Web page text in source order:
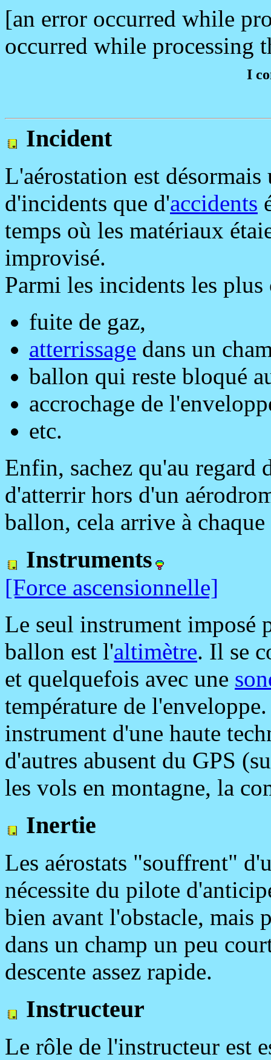
[an error occurred while
occurred while processing
I
Incident
L'aérostation est
d'incidents que d'accidents
temps où les matériaux
improvisé.
Parmi les incidents les
fuite de gaz,
atterrissage dans un
ballon qui reste bloqué
accrochage de
etc.
Enfin, sachez qu'au
d'atterrir hors d'un
ballon, cela arrive à
Instruments
[Force ascensionnelle]
Le seul instrument imposé
ballon est l'altimètre. Il se
et quelquefois avec une
température de
instrument d'une haute
d'autres abusent du GPS
les vols en montagne, la
Inertie
Les aérostats "souffrent"
nécessite du pilote
bien avant l'obstacle, mais
dans un champ un peu
descente assez rapide.
Instructeur
Le rôle de l'instructeur est